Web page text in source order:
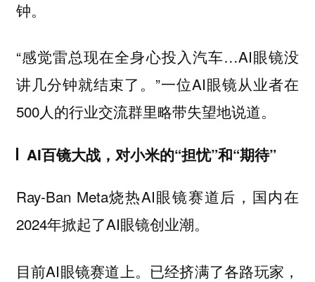
钟。
“感觉雷总现在全身心投入汽车…AI眼镜没
讲几分钟就结束了。”一位AI眼镜从业者在
500人的行业交流群里略带失望地说道。
AI百镜大战，对小米的“担忧”和“期待”
Ray-Ban Meta烧热AI眼镜赛道后，国内在
2024年掀起了AI眼镜创业潮。
目前AI眼镜赛道上。已经挤满了各路玩家，